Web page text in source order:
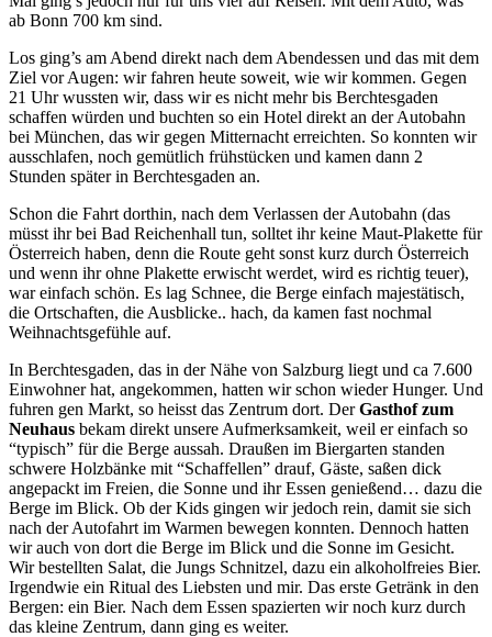
ab Bonn 700 km sind.
Los ging’s am Abend direkt nach dem Abendessen und das mit dem
Ziel vor Augen: wir fahren heute soweit, wie wir kommen. Gegen
21 Uhr wussten wir, dass wir es nicht mehr bis Berchtesgaden
schaffen würden und buchten so ein Hotel direkt an der Autobahn
bei München, das wir gegen Mitternacht erreichten. So konnten wir
ausschlafen, noch gemütlich frühstücken und kamen dann 2
Stunden später in Berchtesgaden an.
Schon die Fahrt dorthin, nach dem Verlassen der Autobahn (das
müsst ihr bei Bad Reichenhall tun, solltet ihr keine Maut-Plakette für
Österreich haben, denn die Route geht sonst kurz durch Österreich
und wenn ihr ohne Plakette erwischt werdet, wird es richtig teuer),
war einfach schön. Es lag Schnee, die Berge einfach majestätisch,
die Ortschaften, die Ausblicke.. hach, da kamen fast nochmal
Weihnachtsgefühle auf.
In Berchtesgaden, das in der Nähe von Salzburg liegt und ca 7.600
Einwohner hat, angekommen, hatten wir schon wieder Hunger. Und
fuhren gen Markt, so heisst das Zentrum dort. DerGasthof zum
Neuhaus bekam direkt unsere Aufmerksamkeit, weil er einfach so
“typisch” für die Berge aussah. Draußen im Biergarten standen
schwere Holzbänke mit “Schaffellen” drauf, Gäste, saßen dick
angepackt im Freien, die Sonne und ihr Essen genießend… dazu die
Berge im Blick. Ob der Kids gingen wir jedoch rein, damit sie sich
nach der Autofahrt im Warmen bewegen konnten. Dennoch hatten
wir auch von dort die Berge im Blick und die Sonne im Gesicht.
Wir bestellten Salat, die Jungs Schnitzel, dazu ein alkoholfreies Bier.
Irgendwie ein Ritual des Liebsten und mir. Das erste Getränk in den
Bergen: ein Bier. Nach dem Essen spazierten wir noch kurz durch
das kleine Zentrum, dann ging es weiter.